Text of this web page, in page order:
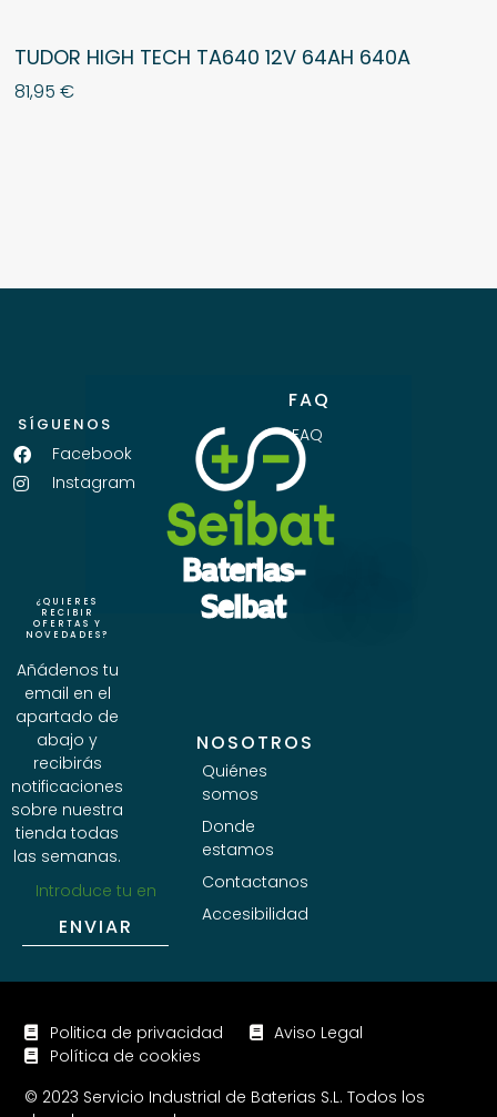
TUDOR HIGH TECH TA640 12V 64AH 640A
81,95€
Baterias-
Seibat
¿QUIERES
RECIBIR
OFERTAS Y
NOVEDADES?
Añádenos tu
email en el
apartado de
abajo y
recibirás
notificaciones
sobre nuestra
tienda todas
las semanas.
ENVIAR
FAQ
FAQ
NOSOTROS
Quiénes
somos
Donde
estamos
Contactanos
Accesibilidad
SÍGUENOS
Facebook
Instagram
© 2023 Servicio Industrial de Baterias S.L. Todos los
Politica de privacidad
Aviso Legal
Política de cookies